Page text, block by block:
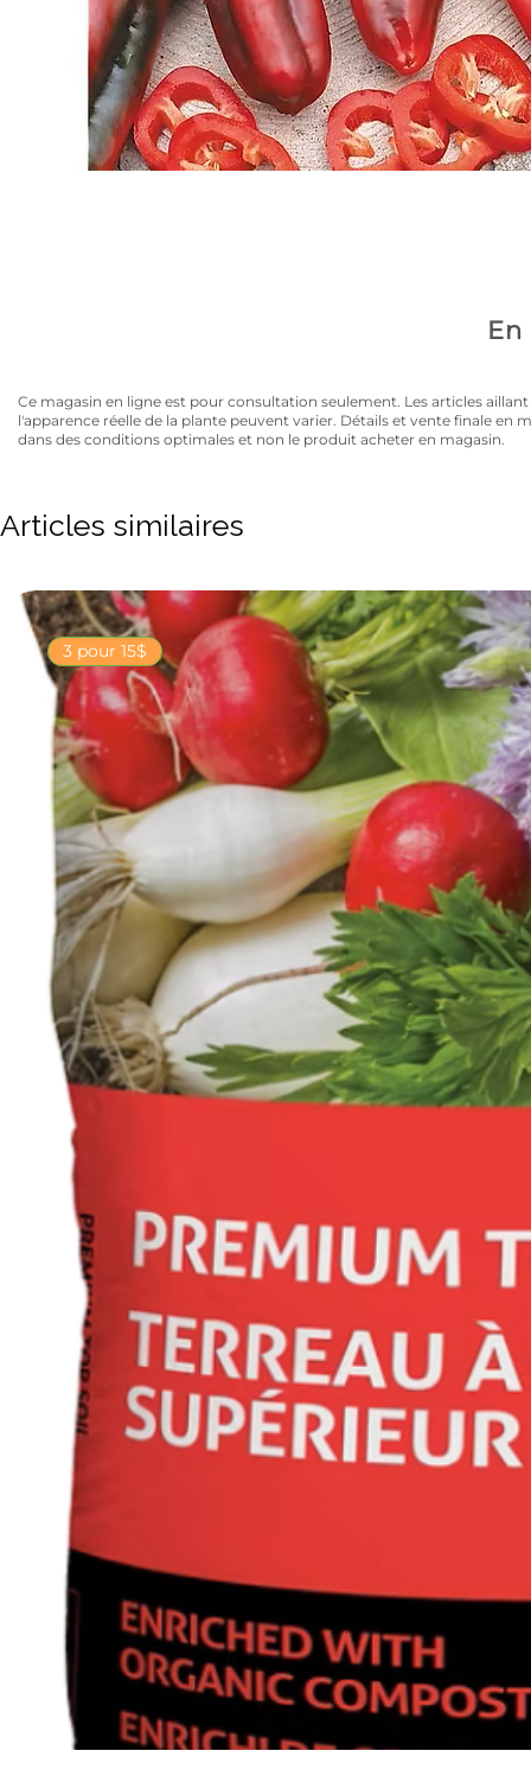
Ce magasin en ligne est pour consultation seulement. Les articles
l'apparence réelle de la plante peuvent varier. Détails et vente finale
dans des conditions optimales et non le produit acheter en magasin.
Articles similaires
3 pour 15$